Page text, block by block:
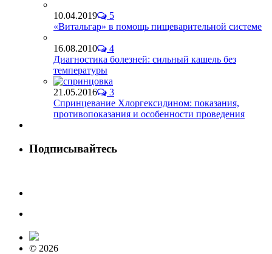
10.04.2019
5
«Витальгар» в помощь пищеварительной системе
16.08.2010
4
Диагностика болезней: сильный кашель без
температуры
21.05.2016
3
Спринцевание Хлоргексидином: показания,
противопоказания и особенности проведения
Подписывайтесь
© 2026